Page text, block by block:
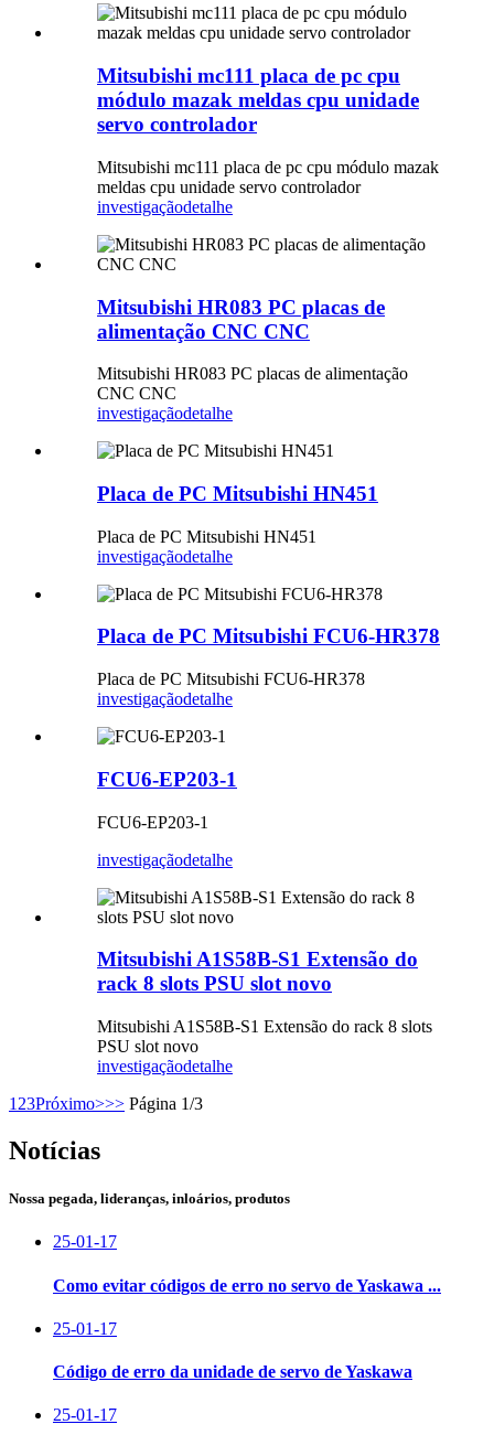
Mitsubishi mc111 placa de pc cpu
módulo mazak meldas cpu unidade
servo controlador
Mitsubishi mc111 placa de pc cpu módulo mazak
meldas cpu unidade servo controlador
investigaçãodetalhe
Mitsubishi HR083 PC placas de
alimentação CNC CNC
Mitsubishi HR083 PC placas de alimentação
CNC CNC
investigaçãodetalhe
Placa de PC Mitsubishi HN451
Placa de PC Mitsubishi HN451
investigaçãodetalhe
Placa de PC Mitsubishi FCU6-HR378
Placa de PC Mitsubishi FCU6-HR378
investigaçãodetalhe
FCU6-EP203-1
FCU6-EP203-1
investigaçãodetalhe
Mitsubishi A1S58B-S1 Extensão do
rack 8 slots PSU slot novo
Mitsubishi A1S58B-S1 Extensão do rack 8 slots
PSU slot novo
investigaçãodetalhe
1 23Próximo>>> Página 1/3
Notícias
Nossa pegada, lideranças, inloários, produtos
25-01-17
Como evitar códigos de erro no servo de Yaskawa ...
25-01-17
Código de erro da unidade de servo de Yaskawa
25-01-17